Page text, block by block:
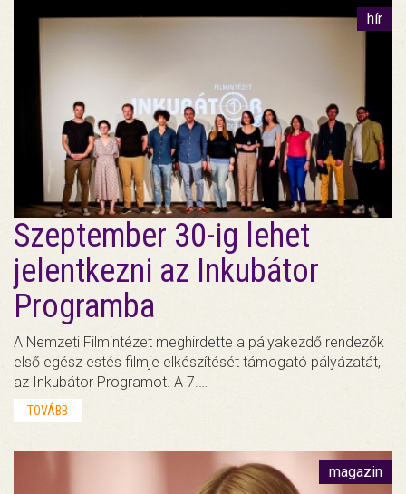
hír
Szeptember 30-ig lehet
jelentkezni az Inkubátor
Programba
A Nemzeti Filmintézet meghirdette a pályakezdő rendezők
első egész estés filmje elkészítését támogató pályázatát,
az Inkubátor Programot. A 7.…
TOVÁBB
magazin